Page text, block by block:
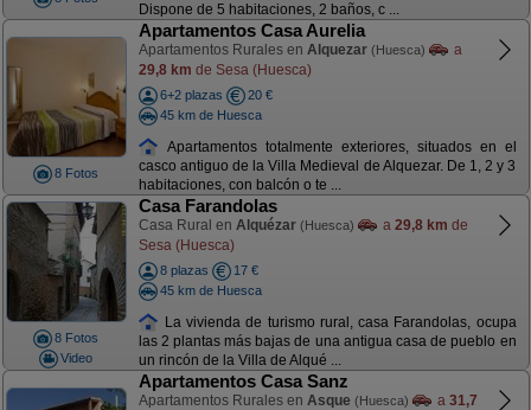
Dispone de 5 habitaciones, 2 baños, c ...
8 Fotos
Apartamentos Casa Aurelia
Apartamentos Rurales en Alquezar (Huesca)
a
29,8 km de Sesa (Huesca)
6+2 plazas
20 €
45 km de Huesca
Apartamentos totalmente exteriores, situados en el
casco antiguo de la Villa Medieval de Alquezar. De 1, 2 y 3
habitaciones, con balcón o te ...
8 Fotos
Video
Casa Farandolas
Casa Rural en Alquézar (Huesca) a 29,8 km de
Sesa (Huesca)
8 plazas
17 €
45 km de Huesca
La vivienda de turismo rural, casa Farandolas, ocupa
las 2 plantas más bajas de una antigua casa de pueblo en
un rincón de la Villa de Alqué ...
Apartamentos Casa Sanz
Apartamentos Rurales en Asque (Huesca) a 31,7